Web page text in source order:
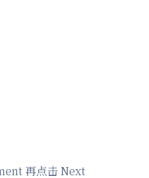
再点击 Next